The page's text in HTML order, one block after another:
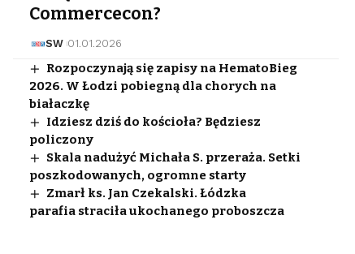
Commercecon?
SW 01.01.2026
Rozpoczynają się zapisy na HematoBieg
2026. W Łodzi pobiegną dla chorych na
białaczkę
Idziesz dziś do kościoła? Będziesz
policzony
Skala nadużyć Michała S. przeraża. Setki
poszkodowanych, ogromne starty
Zmarł ks. Jan Czekalski. Łódzka
parafia straciła ukochanego proboszcza